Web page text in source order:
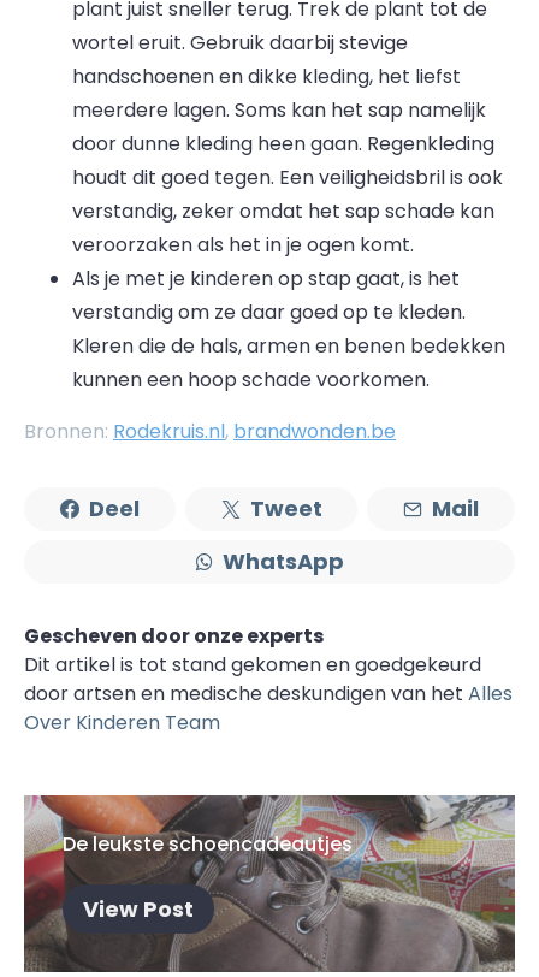
plant juist sneller terug. Trek de plant tot de
wortel eruit. Gebruik daarbij stevige
handschoenen en dikke kleding, het liefst
meerdere lagen. Soms kan het sap namelijk
door dunne kleding heen gaan. Regenkleding
houdt dit goed tegen. Een veiligheidsbril is ook
verstandig, zeker omdat het sap schade kan
veroorzaken als het in je ogen komt.
Als je met je kinderen op stap gaat, is het
verstandig om ze daar goed op te kleden.
Kleren die de hals, armen en benen bedekken
kunnen een hoop schade voorkomen.
Bronnen: Rodekruis.nl, brandwonden.be
Deel Tweet
Mail
WhatsApp
Gescheven door onze experts
Dit artikel is tot stand gekomen en goedgekeurd
door artsen en medische deskundigen van het Alles
Over Kinderen Team
De leukste schoencadeautjes
View Post